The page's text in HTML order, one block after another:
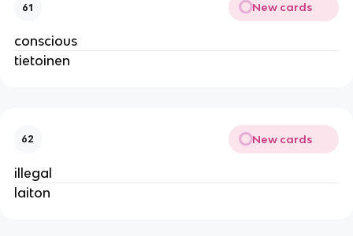
61 New cards
conscious
tietoinen
62 New cards
illegal
laiton